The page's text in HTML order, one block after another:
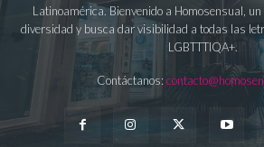
Latinoamérica. Bienvenido a Homosensual,
diversidad y busca dar visibilidad a todas las
LGBTTTIQA+.
Contáctanos: